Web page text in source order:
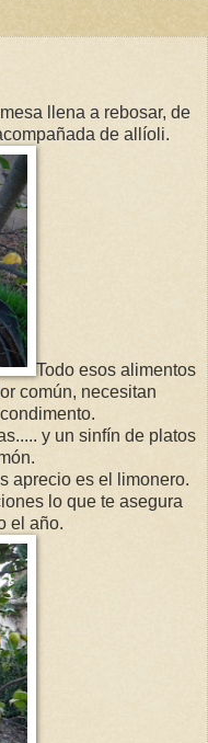
llena a rebosar, de
de allíoli.
Todo esos alimentos
común, necesitan
y un sinfín de platos
aprecio es el limonero.
lo que te asegura
el año.